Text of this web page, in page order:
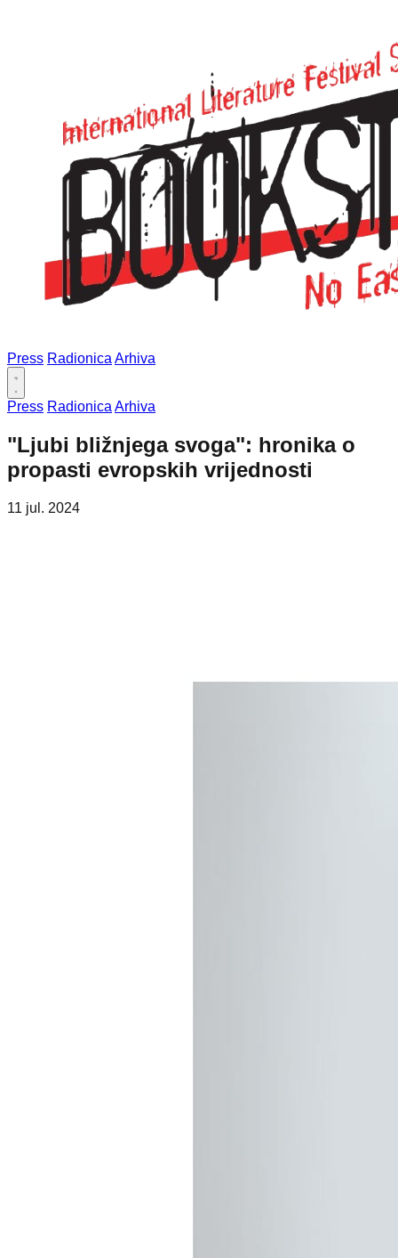
Press Radionica Arhiva
Press Radionica Arhiva
"Ljubi bližnjega svoga": hronika o
propasti evropskih vrijednosti
11 jul. 2024